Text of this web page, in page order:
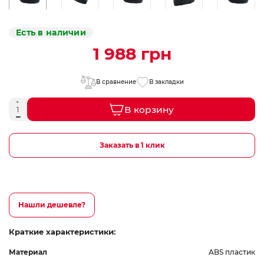
Есть в наличии
1 988 грн
В сравнение В закладки
В корзину
Заказать в 1 клик
Нашли дешевле?
Краткие характеристики:
Материал
ABS пластик